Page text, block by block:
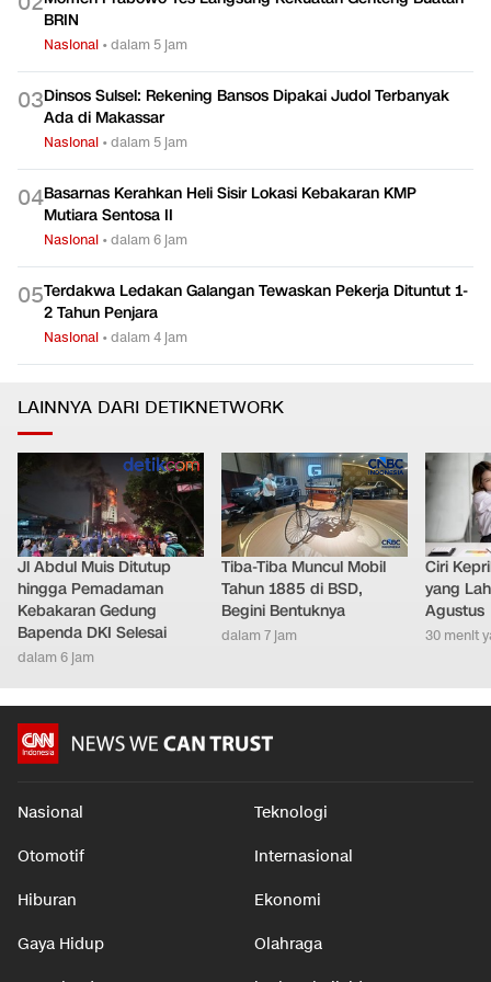
BRIN
Nasional •dalam 5 jam
03Dinsos Sulsel: Rekening Bansos Dipakai Judol Terbanyak
Ada di Makassar
Nasional •dalam 5 jam
04Basarnas Kerahkan Heli Sisir Lokasi Kebakaran KMP
Mutiara Sentosa II
Nasional •dalam 6 jam
05Terdakwa Ledakan Galangan Tewaskan Pekerja Dituntut 1-
2 Tahun Penjara
Nasional •dalam 4 jam
LAINNYA DARI DETIKNETWORK
Jl Abdul Muis Ditutup
hingga Pemadaman
Kebakaran Gedung
Bapenda DKI Selesai
dalam 6 jam
Tiba-Tiba Muncul Mobil
Tahun 1885 di BSD,
Begini Bentuknya
dalam 7 jam
Ciri
yang
Agustus
30 menit
Nasional Teknologi
Otomotif Internasional
Hiburan Ekonomi
Gaya Hidup Olahraga